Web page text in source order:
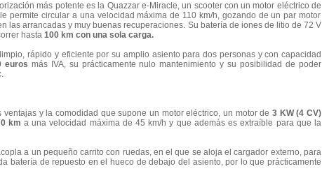
más potente es la Quazzar e-Miracle, un scooter con un motor eléctrico de
permite circular a una velocidad máxima de 110 km/h, gozando de un par motor
las arrancadas y muy buenas recuperaciones. Su batería de iones de litio de 72 V
hasta 100 km con una sola carga.
rápido y eficiente por su amplio asiento para dos personas y con capacidad
euros más IVA, su prácticamente nulo mantenimiento y su posibilidad de poder
y la comodidad que supone un motor eléctrico, un motor de 3 KW (4 CV)
km a una velocidad máxima de 45 km/h y que además es extraíble para que la
a un pequeño carrito con ruedas, en el que se aloja el cargador externo, para
batería de repuesto en el hueco de debajo del asiento, por lo que prácticamente